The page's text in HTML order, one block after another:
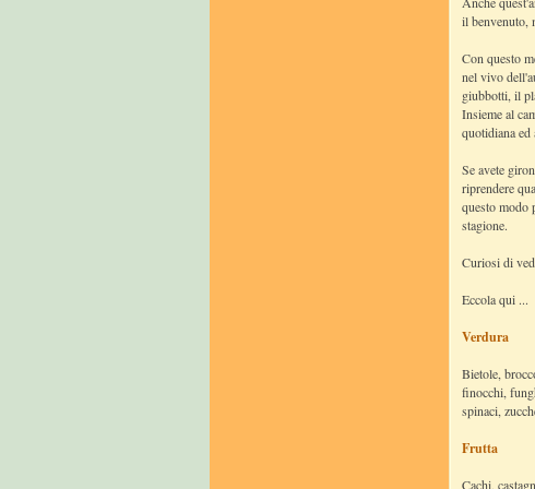
il benvenuto,
Con questo
nel vivo
giubbotti, il
Insieme al
quotidiana ed
Se avete
riprendere
questo modo
stagione.
Curiosi di
Eccola qui ...
Verdura
Bietole,
finocchi,
spinaci,
Frutta
Cachi,